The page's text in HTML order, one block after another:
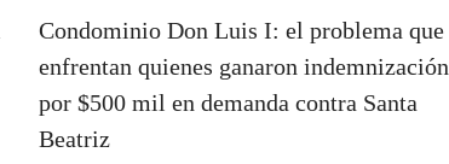
Condominio Don Luis I: el problema que
enfrentan quienes ganaron indemnización
por $500 mil en demanda contra Santa
Beatriz